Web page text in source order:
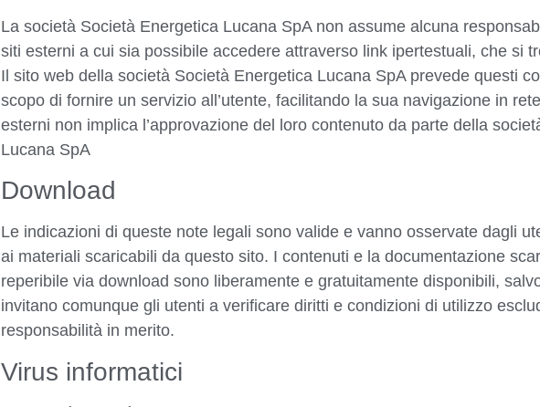
La società Società Energetica Lucana SpA non assume alcuna
siti esterni a cui sia possibile accedere attraverso link ipertestuali, che si
Il sito web della società Società Energetica Lucana SpA prevede questi
scopo di fornire un servizio all’utente, facilitando la sua navigazione in
esterni non implica l’approvazione del loro contenuto da parte della
Lucana SpA
Download
Le indicazioni di queste note legali sono valide e vanno osservate dagli
ai materiali scaricabili da questo sito. I contenuti e la documentazione
reperibile via download sono liberamente e gratuitamente disponibili,
invitano comunque gli utenti a verificare diritti e condizioni di utilizzo
responsabilità in merito.
Virus informatici